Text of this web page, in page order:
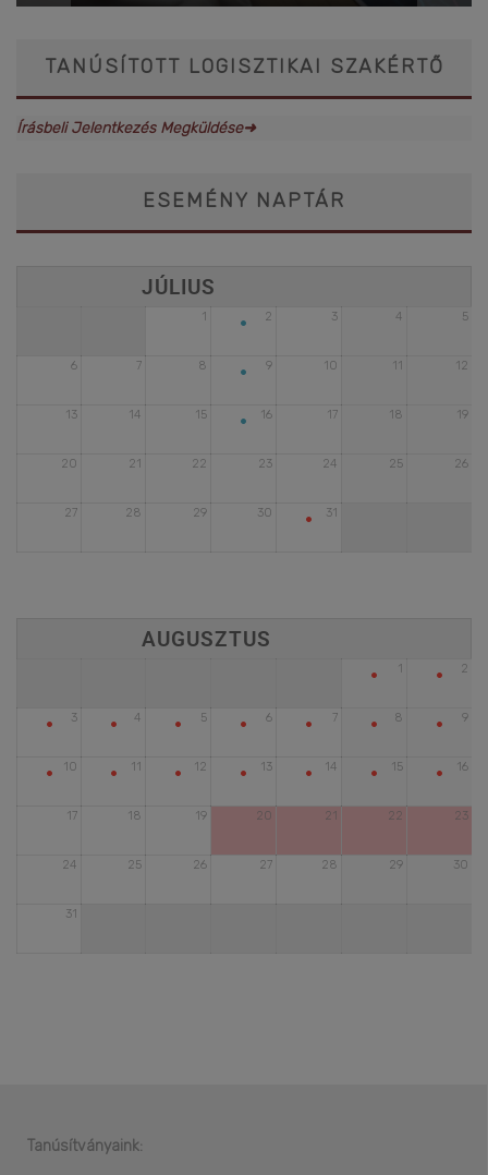
TANÚSÍTOTT LOGISZTIKAI SZAKÉRTŐ
Írásbeli Jelentkezés Megküldése➜
ESEMÉNY NAPTÁR
1 2
• 3 4 5
6 7 8 9
• 10 11 12
13 14 15 16
• 17 18 19
20 21 22 23 24 25 26
27 28 29 30 31
•
1
• 2
•
3
• 4
• 5
• 6
• 7
• 8
• 9
•
10
• 11
• 12
• 13
• 14
• 15
• 16
•
17 18 19 20 21 22 23
24 25 26 27 28 29 30
31
Tanúsítványaink: